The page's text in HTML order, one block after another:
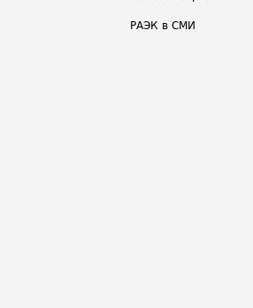
РАЭК в СМИ